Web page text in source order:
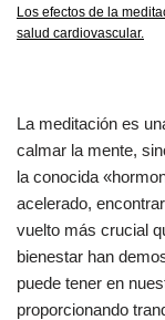
Los efectos de la
salud cardiovascular.
La meditación es
calmar la mente,
la conocida
acelerado,
vuelto más crucial
bienestar han
puede tener en
proporcionando